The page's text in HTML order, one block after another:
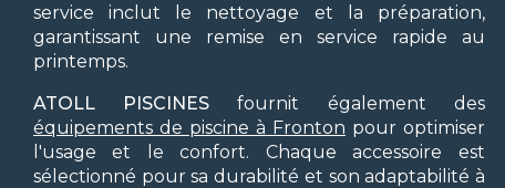
service inclut le nettoyage et la préparation,
garantissant une remise en service rapide au
printemps.
ATOLL PISCINES fournit également des
équipements de piscine à Fronton pour optimiser
l'usage et le confort. Chaque accessoire est
sélectionné pour sa durabilité et son adaptabilité à